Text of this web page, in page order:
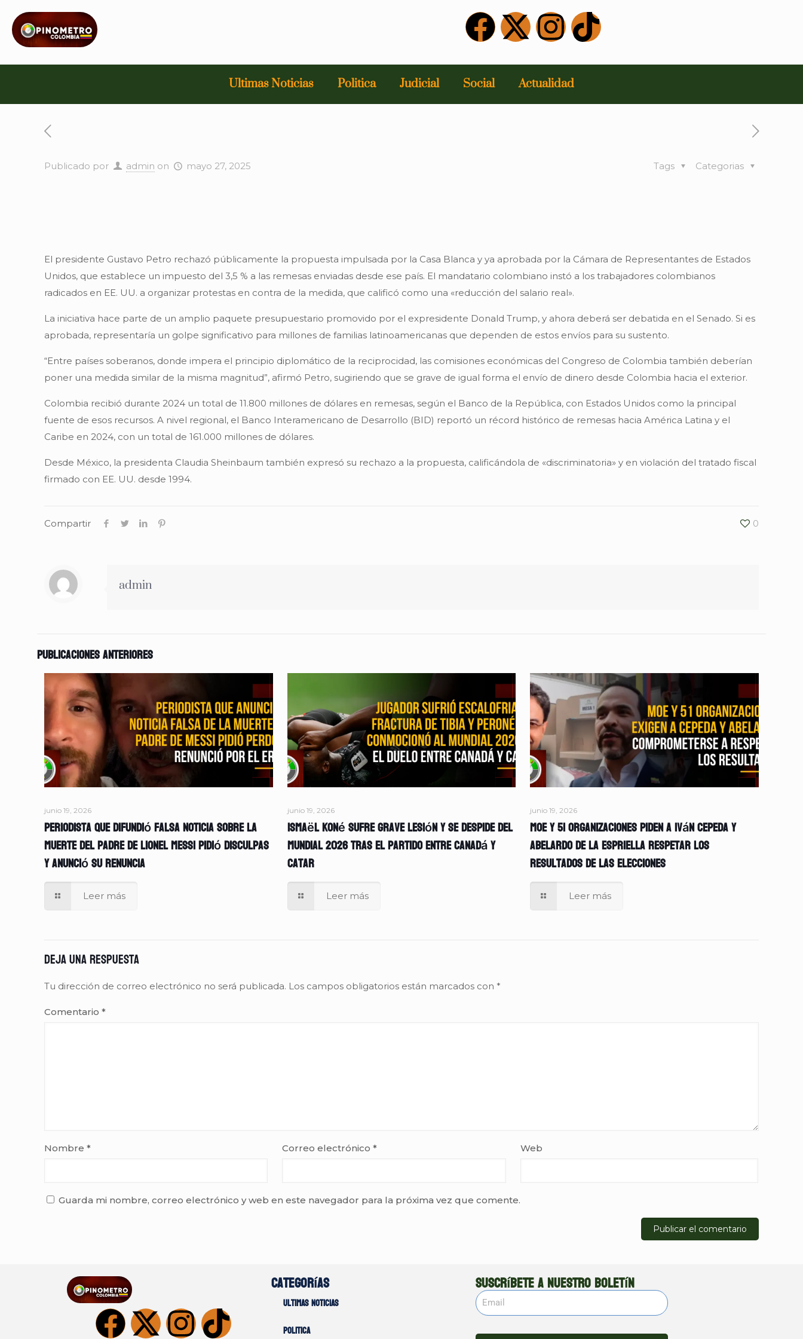
Ultimas Noticias Politica Judicial Social Actualidad
Publicado por admin on mayo 27, 2025 Categorias
Tags
El presidente Gustavo Petro rechazó públicamente la propuesta impulsada por la Casa Blanca y ya aprobada por la Cámara de Representantes de Estados
Unidos, que establece un impuesto del 3,5 % a las remesas enviadas desde ese país. El mandatario colombiano instó a los trabajadores colombianos
radicados en EE. UU. a organizar protestas en contra de la medida, que calificó como una «reducción del salario real».
La iniciativa hace parte de un amplio paquete presupuestario promovido por el expresidente Donald Trump, y ahora deberá ser debatida en el Senado. Si es
aprobada, representaría un golpe significativo para millones de familias latinoamericanas que dependen de estos envíos para su sustento.
“Entre países soberanos, donde impera el principio diplomático de la reciprocidad, las comisiones económicas del Congreso de Colombia también deberían
poner una medida similar de la misma magnitud”, afirmó Petro, sugiriendo que se grave de igual forma el envío de dinero desde Colombia hacia el exterior.
Colombia recibió durante 2024 un total de 11.800 millones de dólares en remesas, según el Banco de la República, con Estados Unidos como la principal
fuente de esos recursos. A nivel regional, el Banco Interamericano de Desarrollo (BID) reportó un récord histórico de remesas hacia América Latina y el
Caribe en 2024, con un total de 161.000 millones de dólares.
Desde México, la presidenta Claudia Sheinbaum también expresó su rechazo a la propuesta, calificándola de «discriminatoria» y en violación del tratado fiscal
firmado con EE. UU. desde 1994.
Compartir 0
admin
Publicaciones anteriores
junio 19, 2026
Periodista que difundió falsa noticia sobre la
muerte del padre de Lionel Messi pidió disculpas
y anunció su renuncia
Leer más
junio 19, 2026
Ismaël Koné sufre grave lesión y se despide del
Mundial 2026 tras el partido entre Canadá y
Catar
Leer más
junio 19, 2026
MOE y 51 organizaciones piden a Iván Cepeda y
Abelardo de la Espriella respetar los
resultados de las elecciones
Leer más
Deja una respuesta
Tu dirección de correo electrónico no será publicada. Los campos obligatorios están marcados con *
Comentario *
Nombre * Correo electrónico* Web
Guarda mi nombre, correo electrónico y web en este navegador para la próxima vez que comente.
Categorías
Ultimas noticias
Politica
Suscríbete a nuestro boletín